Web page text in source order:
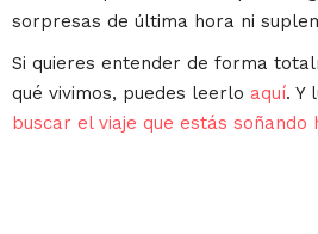
sorpresas de última hora ni
Si quieres entender de forma
qué vivimos, puedes leerlo aquí. Y
buscar el viaje que estás soñando